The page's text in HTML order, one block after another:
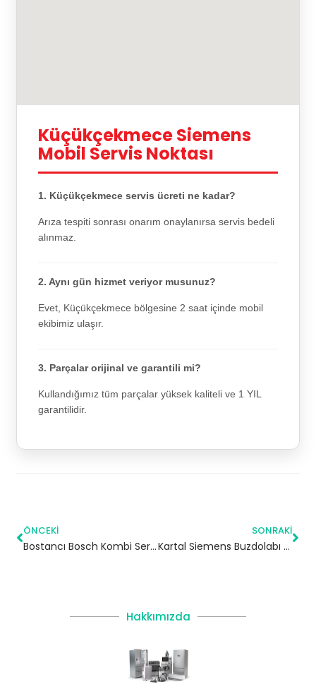
Küçükçekmece Siemens
Mobil Servis Noktası
1. Küçükçekmece servis ücreti ne kadar?
Arıza tespiti sonrası onarım onaylanırsa servis bedeli
alınmaz.
2. Aynı gün hizmet veriyor musunuz?
Evet, Küçükçekmece bölgesine 2 saat içinde mobil
ekibimiz ulaşır.
3. Parçalar orijinal ve garantili mi?
Kullandığımız tüm parçalar yüksek kaliteli ve 1 YIL
garantilidir.
ÖNCEKI
Bostancı Bosch Kombi Servisi – Kadıköy Yetkili Servis
SONRAKI
Kartal Siemens Buzdolabı Servisi
Hakkımızda